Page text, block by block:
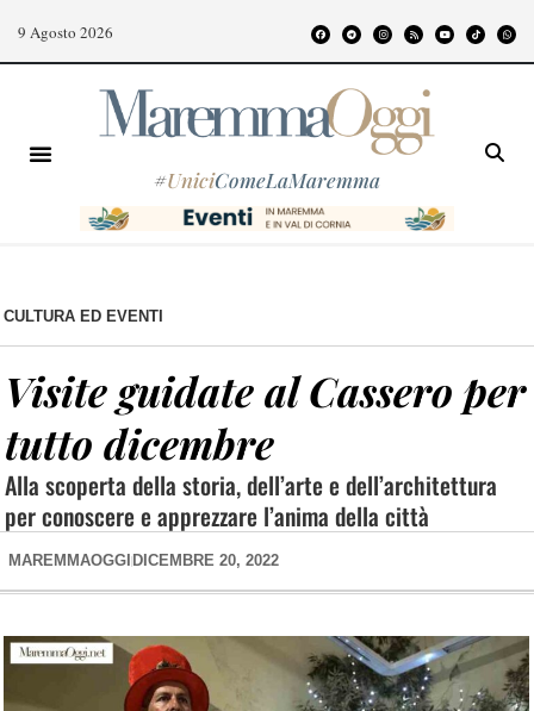
9 Agosto 2026
#UniciComeLaMaremma
CULTURA ED EVENTI
Visite guidate al Cassero per
tutto dicembre
Alla scoperta della storia, dell’arte e dell’architettura
per conoscere e apprezzare l’anima della città
MAREMMAOGGI DICEMBRE 20, 2022